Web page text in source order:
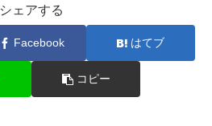
シェアする
Facebook はてブ
コピー